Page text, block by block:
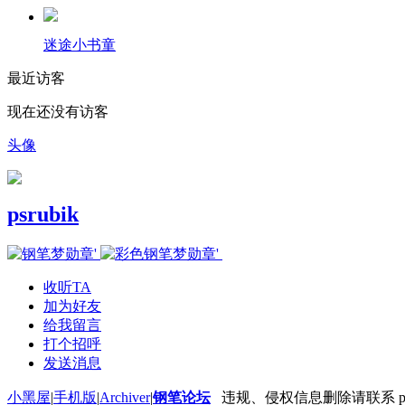
迷途小书童
最近访客
现在还没有访客
头像
psrubik
收听TA
加为好友
给我留言
打个招呼
发送消息
小黑屋|手机版|Archiver|钢笔论坛 违规、侵权信息删除请联系